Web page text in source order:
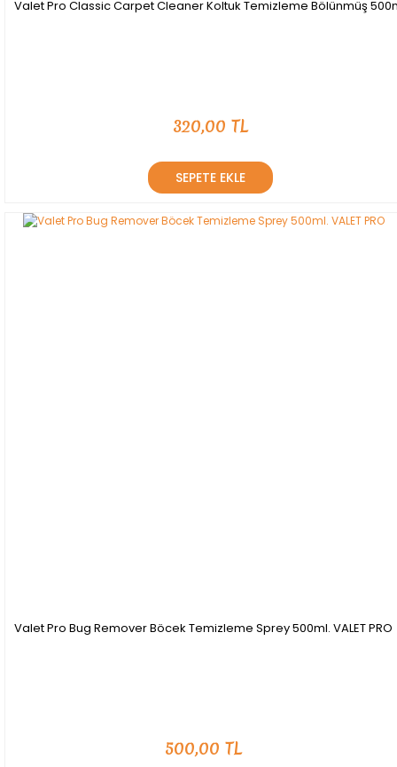
Valet Pro Classic Carpet Cleaner Koltuk Temizleme Bölünmüş
320,00 TL
SEPETE EKLE
Valet Pro Bug Remover Böcek Temizleme Sprey 500ml. VALET PRO
500,00 TL